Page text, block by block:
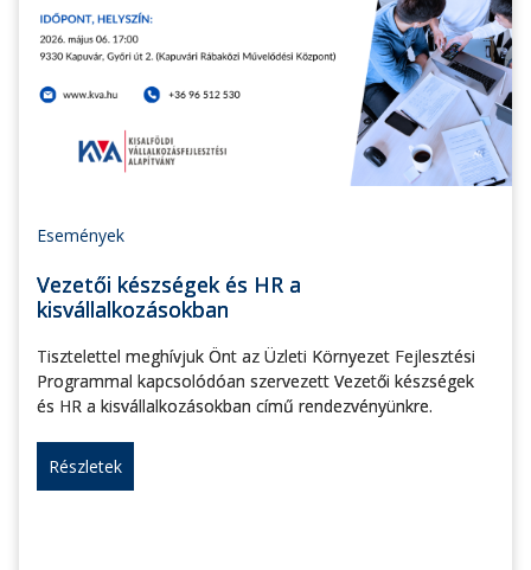
Események
Vezetői készségek és HR a
kisvállalkozásokban
Tisztelettel meghívjuk Önt az Üzleti Környezet Fejlesztési
Programmal kapcsolódóan szervezett Vezetői készségek
és HR a kisvállalkozásokban című rendezvényünkre.
Részletek